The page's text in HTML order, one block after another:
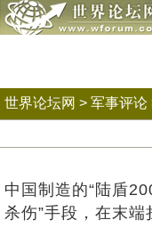
世界论坛网 > 军事评论
中国制造的“陆盾
杀伤”手段，在末